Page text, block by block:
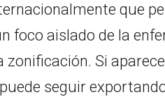
que
foco aislado de la
zonificación. Si
seguir